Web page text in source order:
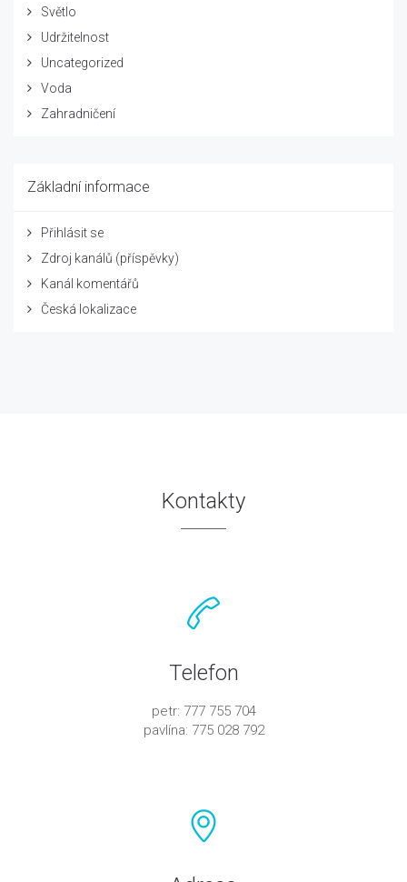
Světlo
Udržitelnost
Uncategorized
Voda
Zahradničení
Základní informace
Přihlásit se
Zdroj kanálů (příspěvky)
Kanál komentářů
Česká lokalizace
Kontakty
Telefon
petr: 777 755 704
pavlína: 775 028 792